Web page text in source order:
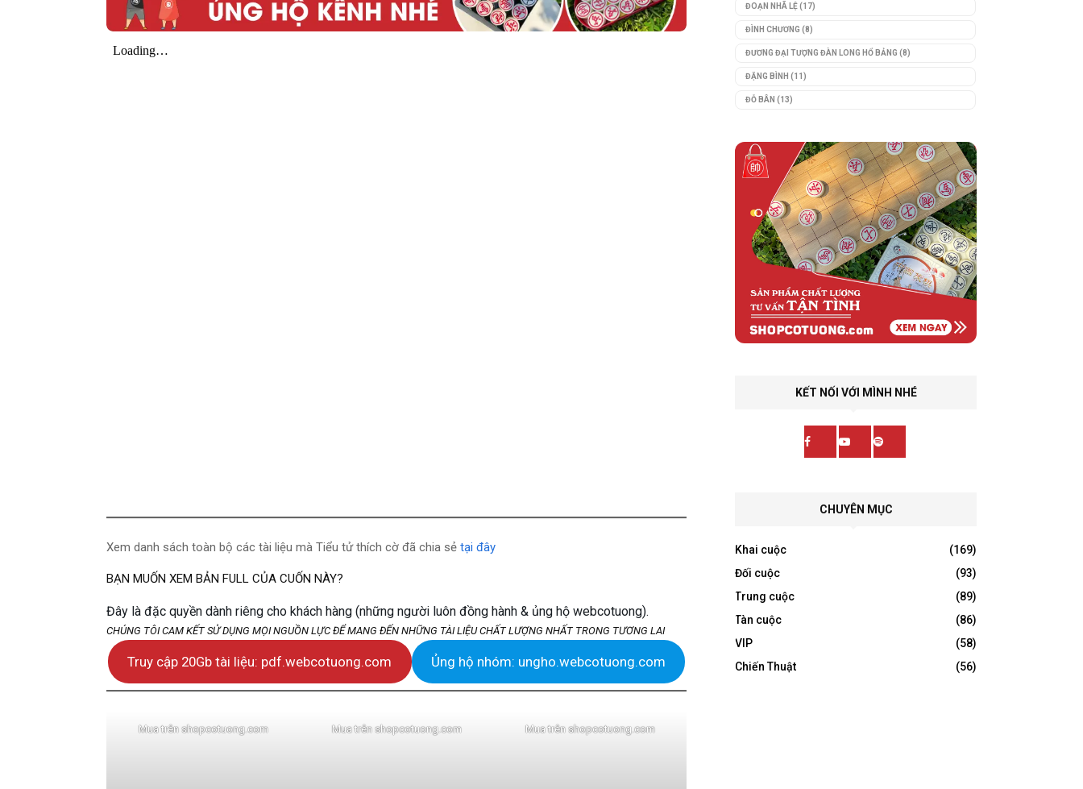
Xem danh sách toàn bộ các tài liệu mà Tiểu tử thích cờ đã chia sẻ tại đây
BẠN MUỐN XEM BẢN FULL CỦA CUỐN NÀY?
Đây là đặc quyền dành riêng cho khách hàng (những người luôn đồng hành & ủng hộ webcotuong).
CHÚNG TÔI CAM KẾT SỬ DỤNG MỌI NGUỒN LỰC ĐỂ MANG ĐẾN NHỮNG TÀI LIỆU CHẤT LƯỢNG NHẤT TRONG TƯƠNG LAI
Truy cập 20Gb tài liệu: pdf.webcotuong.com Ủng hộ nhóm: ungho.webcotuong.com
Mua trên shopcotuong.com Mua trên shopcotuong.com Mua trên shopcotuong.com
ĐOẠN NHÃ LỆ(17)
ĐÌNH CHƯƠNG (8)
ĐƯƠNG ĐẠI TƯỢNG ĐÀN LONG HỔ BẢNG (8)
ĐẶNG BÌNH (11)
ĐỖ BÂN (13)
KẾT NỐI VỚI MÌNH NHÉ
CHUYÊN MỤC
Khai cuộc
(169)
Đối cuộc
(93)
Trung cuộc
(89)
Tàn cuộc
(86)
VIP
(58)
Chiến Thuật
(56)